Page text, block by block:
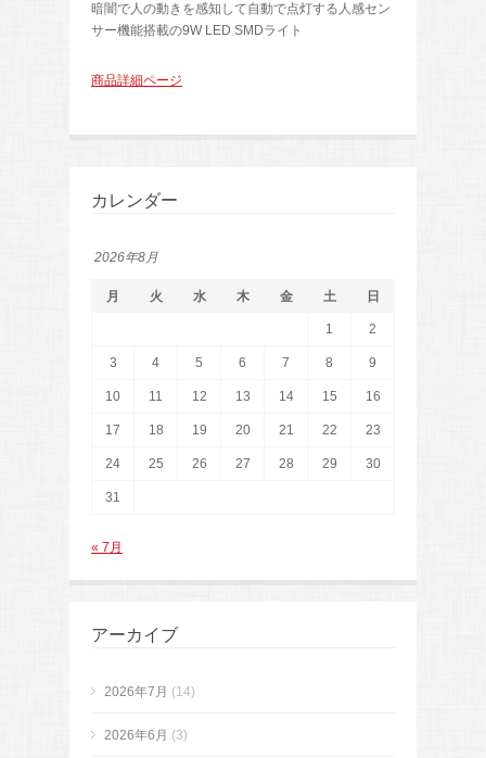
暗闇で人の動きを感知して自動で点灯する人感セン
サー機能搭載の9W LED SMDライト
商品詳細ページ
カレンダー
2026年8月
月 火 水 木 金 土 日
1 2
3 4 5 6 7 8 9
10 11 12 13 14 15 16
17 18 19 20 21 22 23
24 25 26 27 28 29 30
31
« 7月
アーカイブ
2026年7月 (14)
2026年6月 (3)